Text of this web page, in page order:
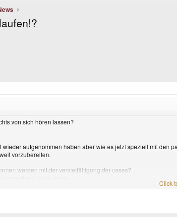
von sich hören lassen?
aufgenommen haben aber wie es jetzt speziell mit den
vorzubereiten.
werden mit der vervielfältigung der cases?
auch mal die rede...
Click
Click